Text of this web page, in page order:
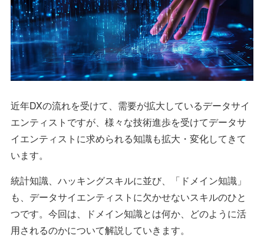
近年DXの流れを受けて、需要が拡大しているデータサイ
エンティストですが、様々な技術進歩を受けてデータサ
イエンティストに求められる知識も拡大・変化してきて
います。
統計知識、ハッキングスキルに並び、「ドメイン知識」
も、データサイエンティストに欠かせないスキルのひと
つです。今回は、ドメイン知識とは何か、どのように活
用されるのかについて解説していきます。